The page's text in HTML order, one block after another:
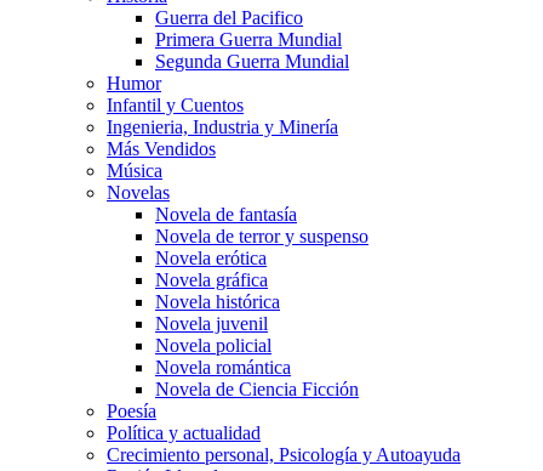
Guerra del Pacifico
Primera Guerra Mundial
Segunda Guerra Mundial
Humor
Infantil y Cuentos
Ingenieria, Industria y Minería
Más Vendidos
Música
Novelas
Novela de fantasía
Novela de terror y suspenso
Novela erótica
Novela gráfica
Novela histórica
Novela juvenil
Novela policial
Novela romántica
Novela de Ciencia Ficción
Poesía
Política y actualidad
Crecimiento personal, Psicología y Autoayuda